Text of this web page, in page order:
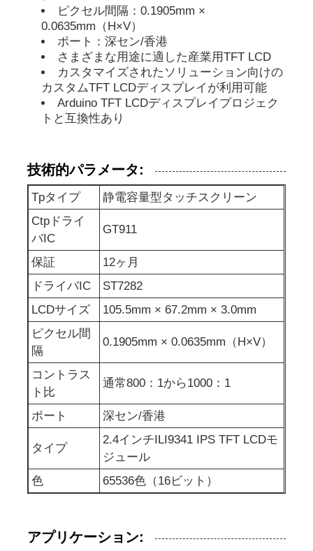
表示IPSのLCD
TFT LCDタッチスクリーン
携帯型LCDモニター
OLEDの表示モジュール
車LCDの表示
円状のLCD画面
LCDのタッチ画面のパネル
UART LCD ディスプレイ
紙のディスプレイ
モノクロムLcdスクリーン
コグLCDモジュール
ピクセル間隔：0.1905mm ×
0.0635mm（H×V）
ポート：深セン/香港
さまざまな用途に適した産業用TFT LCD
カスタマイズされたソリューション向けの
カスタムTFT LCDディスプレイが利用可能
Arduino TFT LCDディスプレイプロジェク
トと互換性あり
技術的パラメータ:
Tpタイプ
静電容量型タッチスクリーン
Ctpドライ
バIC
GT911
保証
12ヶ月
ドライバIC
ST7282
LCDサイズ
105.5mm × 67.2mm × 3.0mm
ピクセル間
隔
0.1905mm × 0.0635mm（H×V）
コントラス
ト比
通常800：1から1000：1
ポート 深セン/香港
タイプ
2.4インチILI9341 IPS TFT LCDモ
ジュール
色
65536色（16ビット）
アプリケーション: